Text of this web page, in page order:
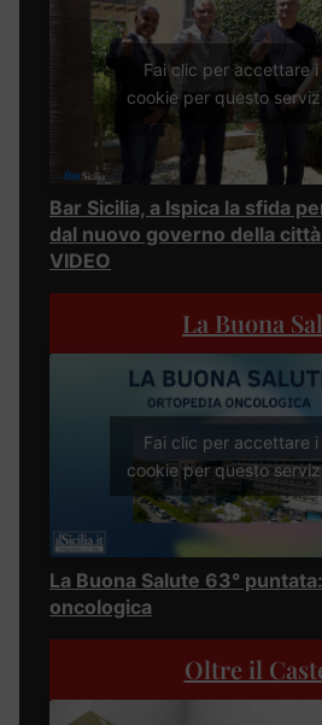
Fai clic per accettare i
cookie per questo
Bar Sicilia, a Ispica la sfida
dal nuovo governo della città
VIDEO
La Buona
Fai clic per accettare i
cookie per questo
La Buona Salute 63°
oncologica
Oltre il